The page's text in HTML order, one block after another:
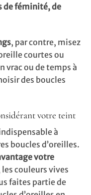
de féminité, de
, par contre, misez
courtes ou
vrac ou de temps à
des boucles
votre teint
à
boucles d’oreilles.
votre
couleurs vives
faites partie de